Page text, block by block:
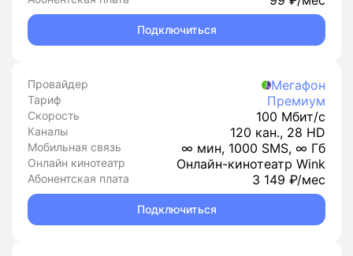
Подключиться
Провайдер Мегафон
Тариф Премиум
Скорость 100 Мбит/с
Каналы 120 кан., 28 HD
Мобильная связь ∞ мин, 1000 SMS, ∞ Гб
Онлайн кинотеатр Онлайн-кинотеатр Wink
Абонентская плата 3 149 ₽/мес
Подключиться